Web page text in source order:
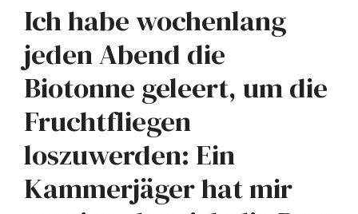
Ich habe wochenlang
jeden Abend die
Biotonne geleert, um die
Fruchtfliegen
loszuwerden: Ein
Kammerjäger hat mir